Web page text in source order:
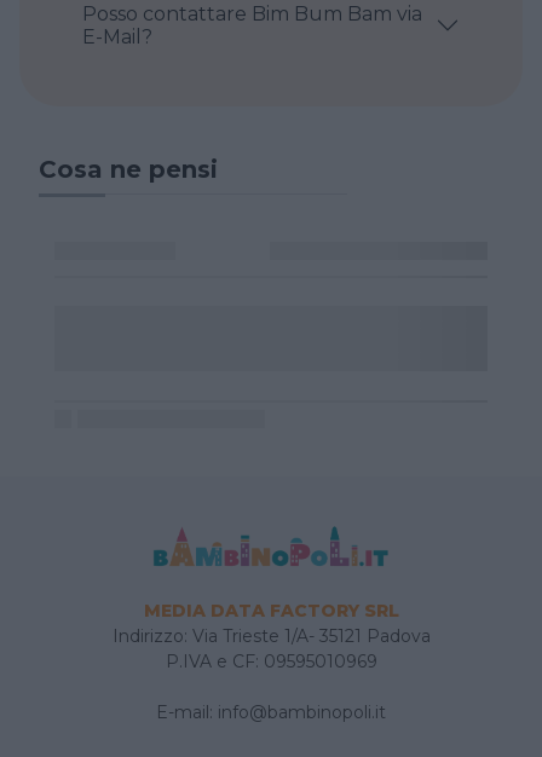
Posso contattare Bim Bum Bam via
E-Mail?
Cosa ne pensi
MEDIA DATA FACTORY SRL
Indirizzo: Via Trieste 1/A- 35121 Padova
P.IVA e CF: 09595010969
E-mail: info@bambinopoli.it